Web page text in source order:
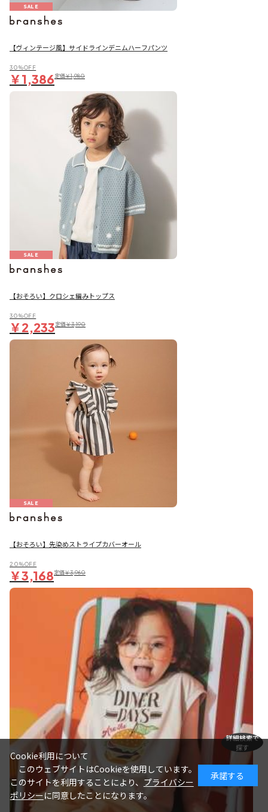
SALE
【ヴィンテージ風】サイドラインデニムハーフパンツ
30％OFF
￥1,386定価￥1,980
SALE
【おそろい】クロシェ編みトップス
30％OFF
￥2,233定価￥3,190
SALE
【おそろい】先染めストライプカバーオール
20％OFF
￥3,168定価￥3,960
詳細検索で
探す
Cookie利用について
このウェブサイトはCookieを使用しています。
このサイトを利用することにより、 プライバシー
ポリシーに同意したことになります。
承諾する